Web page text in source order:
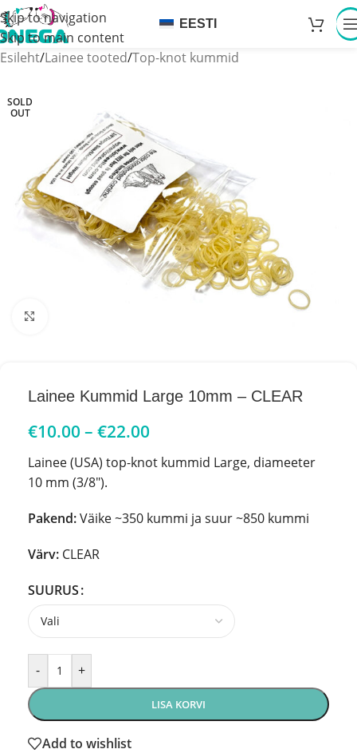
Skip to navigation
Skip to main content
EESTI
Esileht/Lainee tooted/Top-knot kummid
SOLD
OUT
Lainee Kummid Large 10mm – CLEAR
€10.00 – €22.00
Lainee (USA) top-knot kummid Large, diameeter
10 mm (3/8″).
Pakend:Väike ~350 kummi ja suur ~850 kummi
Värv: CLEAR
SUURUS
- +
LISA KORVI
Add to wishlist